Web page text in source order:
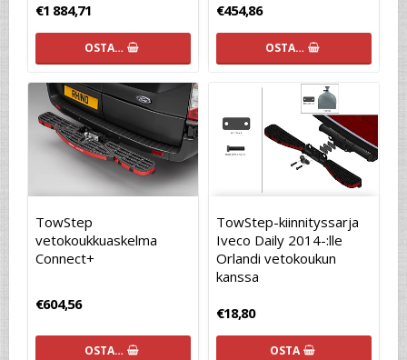
€1 884,71
OSTA…
€454,86
OSTA…
TowStep
vetokoukkuaskelma
Connect+
€604,56
OSTA…
TowStep-kiinnityssarja
Iveco Daily 2014-:lle
Orlandi vetokoukun
kanssa
€18,80
OSTA